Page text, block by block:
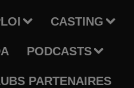
CASTING
PODCASTS
PARTENAIRES